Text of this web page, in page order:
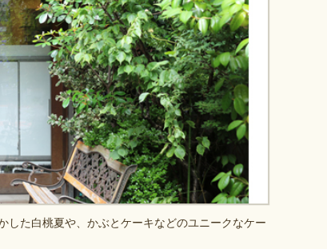
した白桃夏や、かぶとケーキなどのユニークなケー